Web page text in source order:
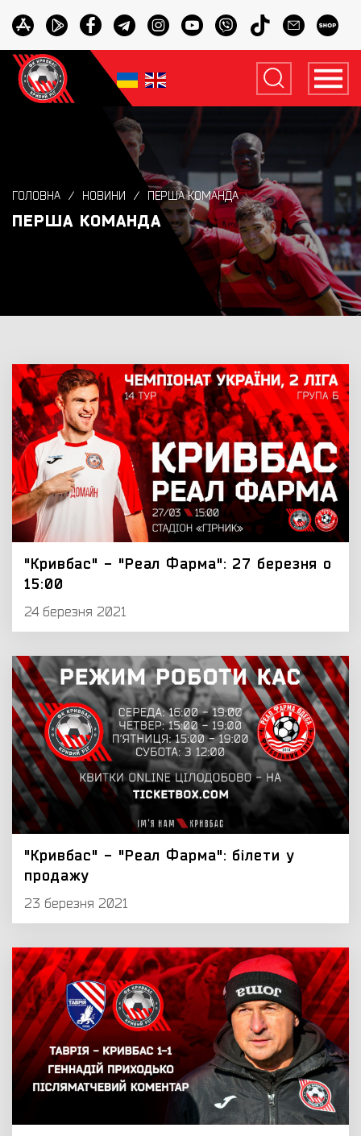
ГОЛОВНА НОВИНИ ПЕРША КОМАНДА
ПЕРША КОМАНДА
"Кривбас" - "Реал Фарма": 27 березня о
15:00
24 березня 2021
"Кривбас" - "Реал Фарма": білети у
продажу
23 березня 2021